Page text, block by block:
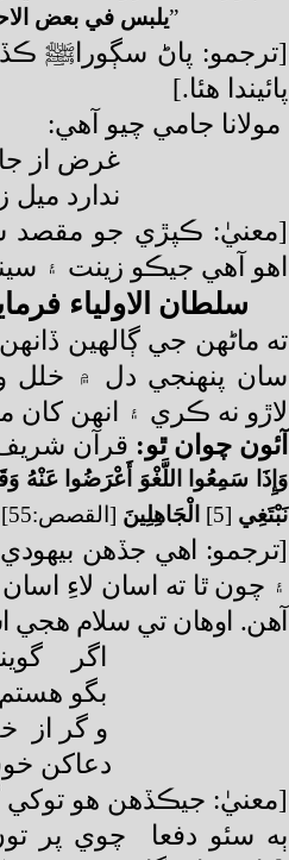
”يلبس في بعض
[ترجمو: پاڻ سڳوراﷺ
پائيندا هئا.]
مولانا جامي چيو آهي:
غرض از
ندارد
[معنيٰ: ڪپڙي جو مقصد
اهو آهي جيڪو زينت ۽
سلطان الاولياء
ته ماڻهن جي ڳالهين
سان پنهنجي دل ۾ خلل
لاڙو نه ڪري ۽ انهن
آئون چوان ٿو: قرآن
وَإِذَا سَمِعُوا اللَّغْوَ أَعْرَضُوا عَنْهُ
نَبْتَغِي [5] الْجَاهِلِينَ [القصص:55]
[ترجمو: اهي جڏهن بيهودي
۽ چون ٿا ته اسان لاءِ
آهن. اوهان تي سلام هجي
اگر
بگو
و گر از
دعاکن
[معنيٰ: جيڪڏهن هو توکي
ٻه سئو دفعا چوي پر